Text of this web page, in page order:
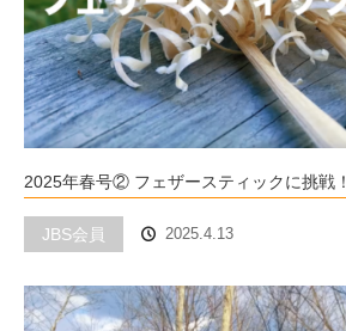
2025年春号② フェザースティックに挑戦！
JBS会員 2025.4.13